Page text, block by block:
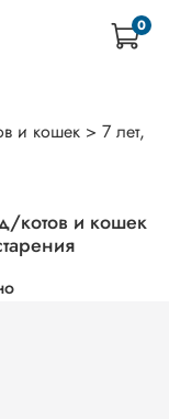
0
и кошек > 7 лет,
котов и кошек